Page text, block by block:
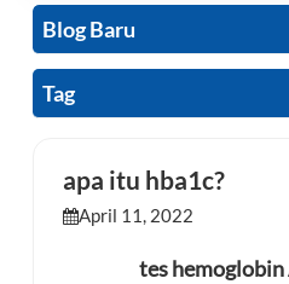
Blog Baru
Tag
apa itu hba1c?
April 11, 2022
tes hemoglobin